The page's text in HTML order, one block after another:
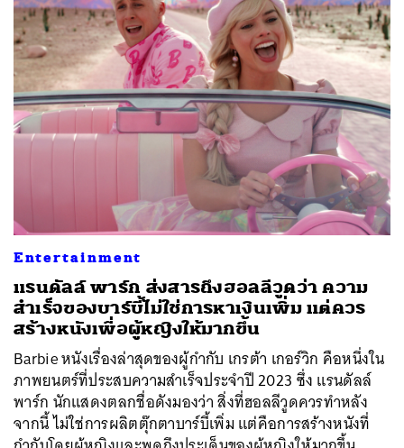
Entertainment
แรนดัลล์ พาร์ก ส่งสารถึงฮอลลีวูดว่า ความ
สำเร็จของบาร์บี้ไม่ใช่การหาเงินเพิ่ม แต่ควร
สร้างหนังเพื่อผู้หญิงให้มากขึ้น
Barbie หนังเรื่องล่าสุดของผู้กำกับ เกรต้า เกอร์วิก คือหนึ่งใน
ภาพยนตร์ที่ประสบความสำเร็จประจำปี 2023 ซึ่ง แรนดัลล์
พาร์ก นักแสดงตลกชื่อดังมองว่า สิ่งที่ฮอลลีวูดควรทำหลัง
จากนี้ ไม่ใช่การผลิตตุ๊กตาบาร์บี้เพิ่ม แต่คือการสร้างหนังที่
SHARE TWEET LINE EMAIL